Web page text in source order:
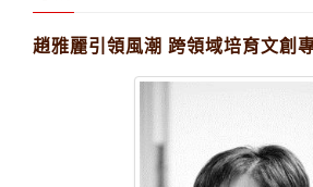
趙雅麗引領風潮 跨領域培育文創